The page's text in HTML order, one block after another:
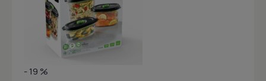
- 19 %